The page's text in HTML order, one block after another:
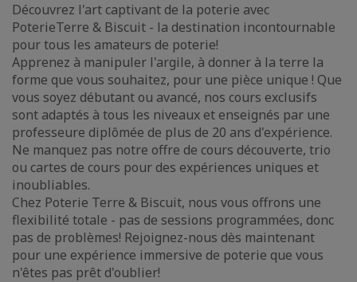
Découvrez l'art captivant de la poterie avec
PoterieTerre & Biscuit - la destination incontournable
pour tous les amateurs de poterie!
Apprenez à manipuler l'argile, à donner à la terre la
forme que vous souhaitez, pour une pièce unique ! Que
vous soyez débutant ou avancé, nos cours exclusifs
sont adaptés à tous les niveaux et enseignés par une
professeure diplômée de plus de 20 ans d'expérience.
Ne manquez pas notre offre de cours découverte, trio
ou cartes de cours pour des expériences uniques et
inoubliables.
Chez Poterie Terre & Biscuit, nous vous offrons une
flexibilité totale - pas de sessions programmées, donc
pas de problèmes! Rejoignez-nous dès maintenant
pour une expérience immersive de poterie que vous
n'êtes pas prêt d'oublier!